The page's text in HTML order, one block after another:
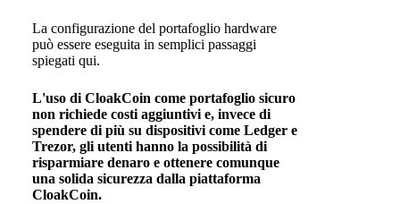
La configurazione del portafoglio hardware
può essere eseguita in semplici passaggi
spiegati qui.
L'uso di CloakCoin come portafoglio sicuro
non richiede costi aggiuntivi e, invece di
spendere di più su dispositivi come Ledger e
Trezor, gli utenti hanno la possibilità di
risparmiare denaro e ottenere comunque
una solida sicurezza dalla piattaforma
CloakCoin.